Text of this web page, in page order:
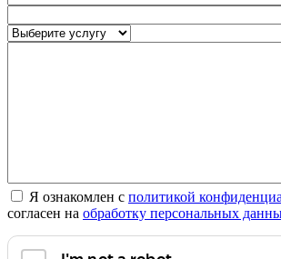
Я ознакомлен с политикой
согласен на обработку персональных